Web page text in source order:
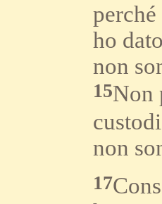
ho
non
15Non
non
17